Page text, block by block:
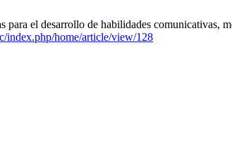
el desarrollo de habilidades comunicativas,
index.php/home/article/view/128